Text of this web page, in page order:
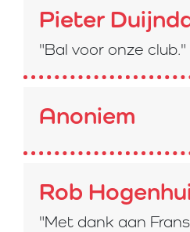
Pieter
"Bal voor onze club."
Anoniem
Rob
"Met dank aan